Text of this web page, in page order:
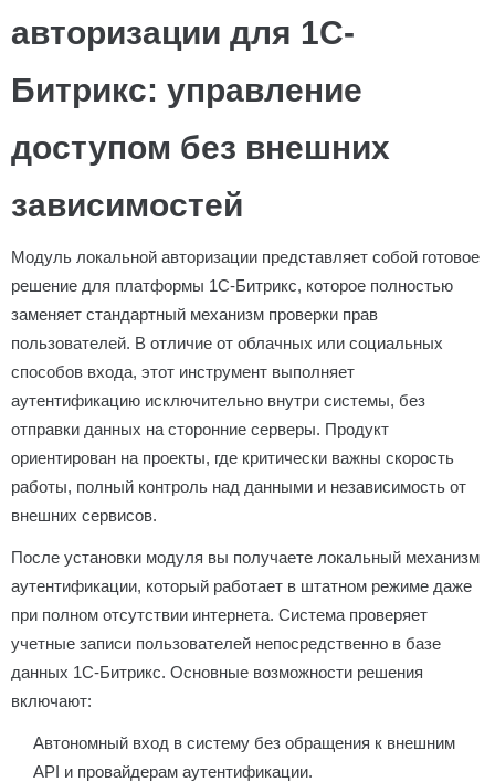
авторизации для 1С-
Битрикс: управление
доступом без внешних
зависимостей
Модуль локальной авторизации представляет собой готовое
решение для платформы 1С-Битрикс, которое полностью
заменяет стандартный механизм проверки прав
пользователей. В отличие от облачных или социальных
способов входа, этот инструмент выполняет
аутентификацию исключительно внутри системы, без
отправки данных на сторонние серверы. Продукт
ориентирован на проекты, где критически важны скорость
работы, полный контроль над данными и независимость от
внешних сервисов.
После установки модуля вы получаете локальный механизм
аутентификации, который работает в штатном режиме даже
при полном отсутствии интернета. Система проверяет
учетные записи пользователей непосредственно в базе
данных 1С-Битрикс. Основные возможности решения
включают:
Автономный вход в систему без обращения к внешним
API и провайдерам аутентификации.